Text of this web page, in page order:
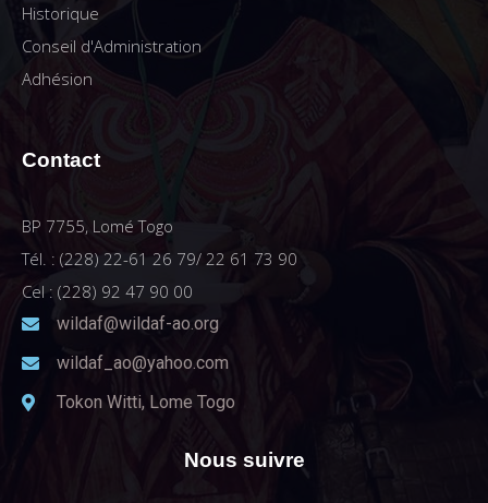
Historique
Conseil d'Administration
Adhésion
Contact
BP 7755, Lomé Togo
Tél. : (228) 22-61 26 79/ 22 61 73 90
Cel : (228) 92 47 90 00
wildaf@wildaf-ao.org
wildaf_ao@yahoo.com
Tokon Witti, Lome Togo
Nous suivre